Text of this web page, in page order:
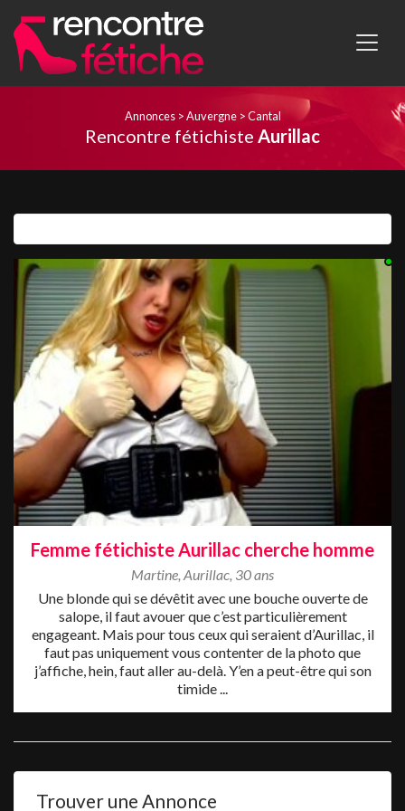
Annonces>Auvergne>Cantal
Rencontre fétichiste Aurillac
Femme fétichiste Aurillac cherche homme
Martine, Aurillac, 30 ans
Une blonde qui se dévêtit avec une bouche ouverte de
salope, il faut avouer que c’est particulièrement
engageant. Mais pour tous ceux qui seraient d’Aurillac, il
faut pas uniquement vous contenter de la photo que
j’affiche, hein, faut aller au-delà. Y’en a peut-être qui son
timide ...
Trouver une Annonce